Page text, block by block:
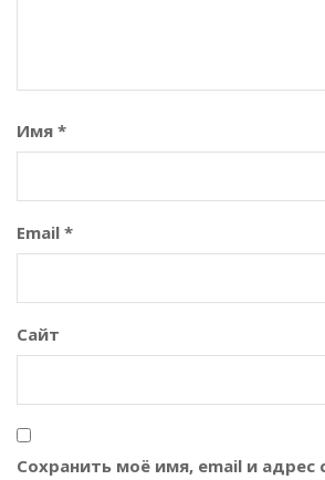
Имя *
Email *
Сайт
Сохранить моё имя, email и адрес